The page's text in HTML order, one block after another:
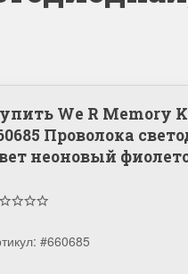
We R Memory
Проволока
неоновый
#660685